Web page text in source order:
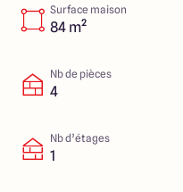
4.4
Surface maison
84 m²
Nb de pièces
4
Nb d’étages
1